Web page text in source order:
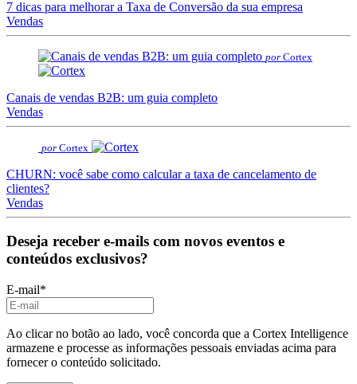
7 dicas para melhorar a Taxa de Conversão da sua empresa
Vendas
por Cortex
Canais de vendas B2B: um guia completo
Vendas
por Cortex
CHURN: você sabe como calcular a taxa de cancelamento de
clientes?
Vendas
Deseja receber e-mails com novos eventos e
conteúdos exclusivos?
E-mail*
Ao clicar no botão ao lado, você concorda que a Cortex Intelligence
armazene e processe as informações pessoais enviadas acima para
fornecer o conteúdo solicitado.